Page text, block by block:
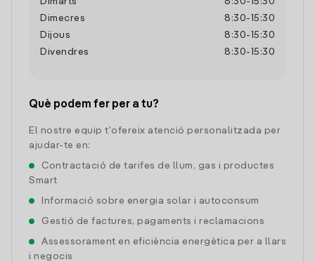
Dimecres
8:30- 15:30
Dijous
8:30- 15:30
Divendres
8:30- 15:30
Què podem fer per a tu?
El nostre equip t'ofereix atenció personalitzada per
ajudar-te en:
Contractació de tarifes de llum, gas i productes
Smart
Informació sobre energia solar i autoconsum
Gestió de factures, pagaments i reclamacions
Assessorament en eficiència energètica per a llars
i negocis